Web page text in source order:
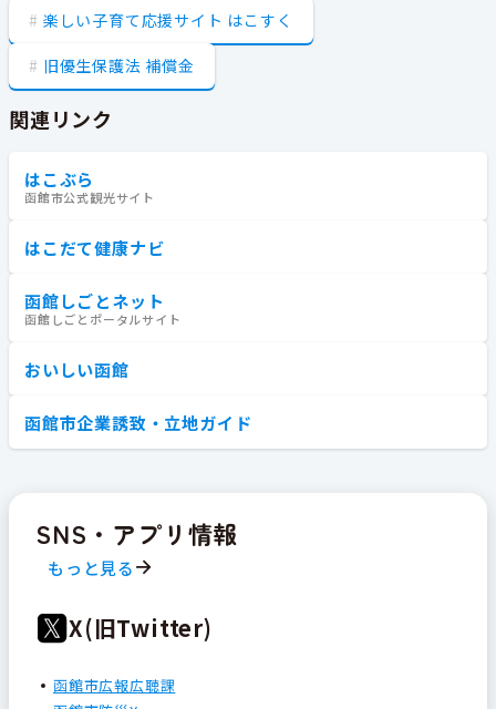
楽しい子育て応援サイト はこすく
旧優生保護法 補償金
関連リンク
はこぶら
函館市公式観光サイト
はこだて健康ナビ
函館しごとネット
函館しごとポータルサイト
おいしい函館
函館市企業誘致・立地ガイド
SNS・アプリ情報
もっと見る
X(旧Twitter)
函館市広報広聴課